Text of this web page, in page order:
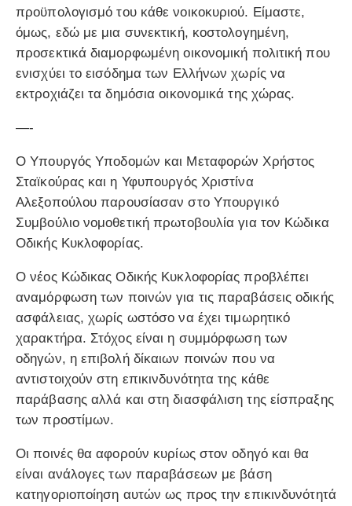
προϋπολογισμό του κάθε νοικοκυριού. Είμαστε,
όμως, εδώ με μια συνεκτική, κοστολογημένη,
προσεκτικά διαμορφωμένη οικονομική πολιτική που
ενισχύει το εισόδημα των Ελλήνων χωρίς να
εκτροχιάζει τα δημόσια οικονομικά της χώρας.
—-
Ο Υπουργός Υποδομών και Μεταφορών Χρήστος
Σταϊκούρας και η Υφυπουργός Χριστίνα
Αλεξοπούλου παρουσίασαν στο Υπουργικό
Συμβούλιο νομοθετική πρωτοβουλία για τον Κώδικα
Οδικής Κυκλοφορίας.
Ο νέος Κώδικας Οδικής Κυκλοφορίας προβλέπει
αναμόρφωση των ποινών για τις παραβάσεις οδικής
ασφάλειας, χωρίς ωστόσο να έχει τιμωρητικό
χαρακτήρα. Στόχος είναι η συμμόρφωση των
οδηγών, η επιβολή δίκαιων ποινών που να
αντιστοιχούν στη επικινδυνότητα της κάθε
παράβασης αλλά και στη διασφάλιση της είσπραξης
των προστίμων.
Οι ποινές θα αφορούν κυρίως στον οδηγό και θα
είναι ανάλογες των παραβάσεων με βάση
κατηγοριοποίηση αυτών ως προς την επικινδυνότητά